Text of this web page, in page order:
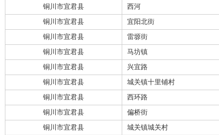
铜川市宜君县 西河
铜川市宜君县 宜阳北街
铜川市宜君县 雷塬街
铜川市宜君县 马坊镇
铜川市宜君县 兴宜路
铜川市宜君县 城关镇十里铺村
铜川市宜君县 西环路
铜川市宜君县 偏桥街
铜川市宜君县 城关镇城关村